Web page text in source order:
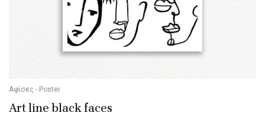
Αφίσες - Poster
Art line black faces